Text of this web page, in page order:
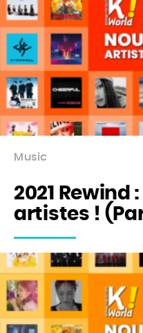
Music
2021 Rewind
artistes !